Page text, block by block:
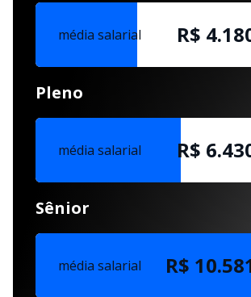
média salarial R$
Pleno
média salarial R$
Sênior
média salarial R$